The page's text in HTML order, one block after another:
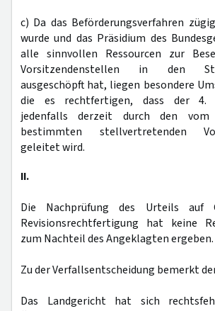
c) Da das Beförderungsverfahren
wurde und das Präsidium des
alle sinnvollen Ressourcen zur
Vorsitzendenstellen in den
ausgeschöpft hat, liegen besondere
die es rechtfertigen, dass der 4.
jedenfalls derzeit durch den vom
bestimmten stellvertretenden
geleitet wird.
II.
Die Nachprüfung des Urteils auf
Revisionsrechtfertigung hat keine
zum Nachteil des Angeklagten ergeben.
Zu der Verfallsentscheidung bemerkt
Das Landgericht hat sich